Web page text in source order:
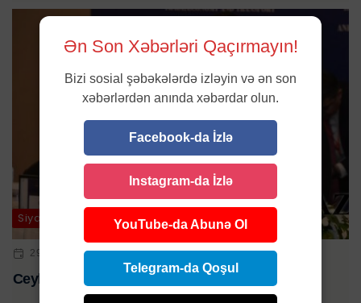
Siyasət
29 YAN 2025 | 13:55
Ceyhun Bayramov üçtərəfli görüşdə çıxış etdi
Ən Son Xəbərləri Qaçırmayın!
Bizi sosial şəbəkələrdə izləyin və ən son
xəbərlərdən anında xəbərdar olun.
Facebook-da İzlə
Instagram-da İzlə
YouTube-da Abunə Ol
Telegram-da Qoşul